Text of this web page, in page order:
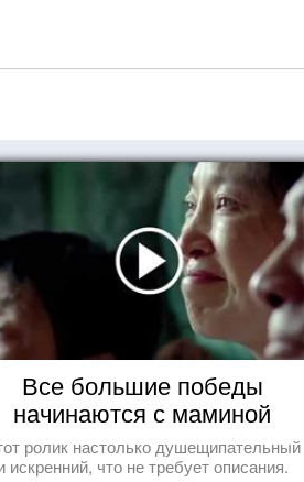
Все большие победы
начинаются с маминой
колыбели
ролик настолько душещипательный
искренний, что не требует описания.